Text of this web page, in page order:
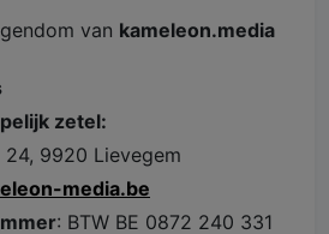
van kameleon.media
zetel:
9920 Lievegem
media.be
: BTW BE 0872 240 331